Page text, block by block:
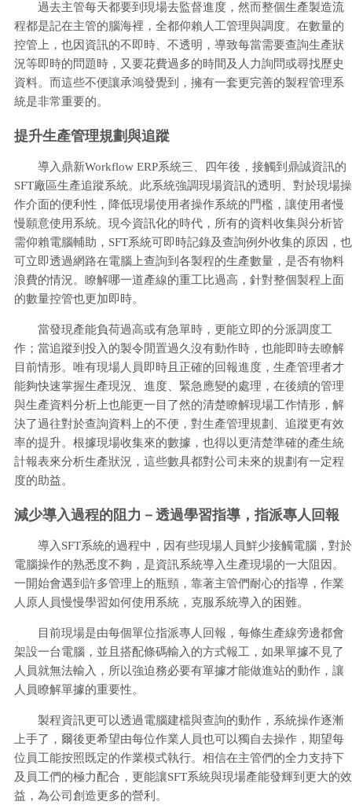
過去主管每天都要到現場去監督進度，然而整個生產製造流
程都是記在主管的腦海裡，全都仰賴人工管理與調度。在數量的
控管上，也因資訊的不即時、不透明，導致每當需要查詢生產狀
況等即時的問題時，又要花費過多的時間及人力詢問或尋找歷史
資料。而這些不便讓承鴻發覺到，擁有一套更完善的製程管理系
統是非常重要的。
提升生產管理規劃與追蹤
導入鼎新Workflow ERP系統三、四年後，接觸到鼎誠資訊的
SFT廠區生產追蹤系統。此系統強調現場資訊的透明、對於現場操
作介面的便利性，降低現場使用者操作系統的門檻，讓使用者慢
慢願意使用系統。現今資訊化的時代，所有的資料收集與分析皆
需仰賴電腦輔助，SFT系統可即時記錄及查詢例外收集的原因，也
可立即透過網路在電腦上查詢到各製程的生產數量，是否有物料
浪費的情況。瞭解哪一道產線的重工比過高，針對整個製程上面
的數量控管也更加即時。
當發現產能負荷過高或有急單時，更能立即的分派調度工
作；當追蹤到投入的製令閒置過久沒有動作時，也能即時去瞭解
目前情形。唯有現場人員即時且正確的回報進度，生產管理者才
能夠快速掌握生產現況、進度、緊急應變的處理，在後續的管理
與生產資料分析上也能更一目了然的清楚瞭解現場工作情形，解
決了過往對於查詢資料上的不便，對生產管理規劃、追蹤更有效
率的提升。根據現場收集來的數據，也得以更清楚準確的產生統
計報表來分析生產狀況，這些數具都對公司未來的規劃有一定程
度的助益。
減少導入過程的阻力－透過學習指導，指派專人回報
導入SFT系統的過程中，因有些現場人員鮮少接觸電腦，對於
電腦操作的熟悉度不夠，是資訊系統導入生產現場的一大阻因。
一開始會遇到許多管理上的瓶頸，靠著主管們耐心的指導，作業
人原人員慢慢學習如何使用系統，克服系統導入的困難。
目前現場是由每個單位指派專人回報，每條生產線旁邊都會
架設一台電腦，並且搭配條碼輸入的方式報工，如果單據不見了
人員就無法輸入，所以強迫務必要有單據才能做進站的動作，讓
人員瞭解單據的重要性。
製程資訊更可以透過電腦建檔與查詢的動作，系統操作逐漸
上手了，爾後更希望由每位作業人員也可以獨自去操作，期望每
位員工能按照既定的作業模式執行。相信在主管們的全力支持下
及員工們的極力配合，更能讓SFT系統與現場產能發輝到更大的效
益，為公司創造更多的營利。